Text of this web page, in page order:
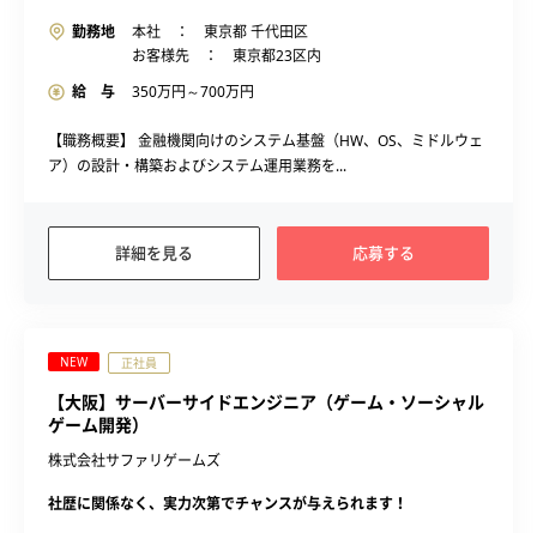
勤務地
本社 ： 東京都 千代田区
お客様先 ： 東京都23区内
給 与
350万円～700万円
【職務概要】 金融機関向けのシステム基盤（HW、OS、ミドルウェ
ア）の設計・構築およびシステム運用業務を...
詳細を見る 応募する
NEW 正社員
【大阪】サーバーサイドエンジニア（ゲーム・ソーシャル
ゲーム開発）
株式会社サファリゲームズ
社歴に関係なく、実力次第でチャンスが与えられます！